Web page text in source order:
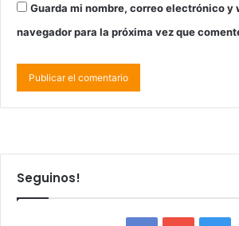
Guarda mi nombre, correo electrónico y
navegador para la próxima vez que
Seguinos!